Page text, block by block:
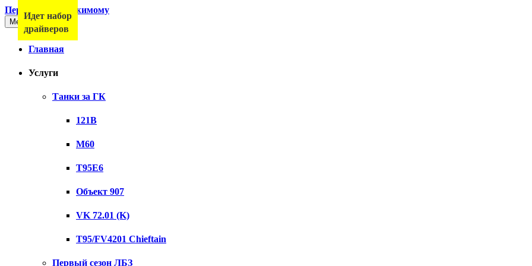
Перейти к содержимому
Меню
Главная
Услуги
Танки за ГК
121B
M60
T95E6
Объект 907
VK 72.01 (K)
T95/FV4201 Chieftain
Первый сезон ЛБЗ
Идет набор
драйверов